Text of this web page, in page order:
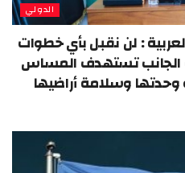
الدولي
: لن نقبل بأي خطوات
الجانب تستهدف المساس
وحدتها وسلامة أراضيها